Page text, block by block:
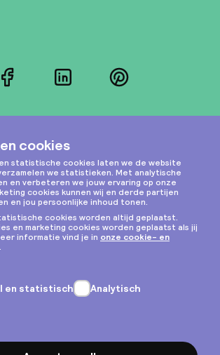
FacebookLinkedInPinterest
Instagram
Privacy & cookies
Algemene voorwaarden